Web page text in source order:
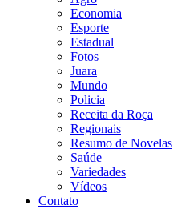
Economia
Esporte
Estadual
Fotos
Juara
Mundo
Policia
Receita da Roça
Regionais
Resumo de Novelas
Saúde
Variedades
Vídeos
Contato